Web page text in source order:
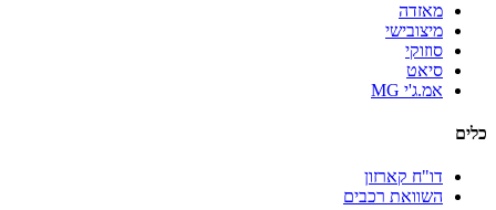
מאזדה
מיצובישי
סוזוקי
סיאט
אמ.ג'י MG
כלים
דו"ח קארזון
השוואת רכבים